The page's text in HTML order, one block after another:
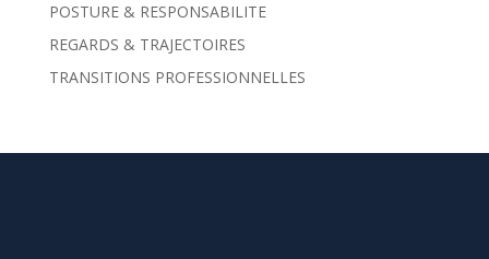
POSTURE & RESPONSABILITE
REGARDS & TRAJECTOIRES
TRANSITIONS PROFESSIONNELLES